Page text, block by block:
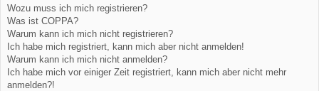
Wozu muss ich mich registrieren?
Was ist COPPA?
Warum kann ich mich nicht registrieren?
Ich habe mich registriert, kann mich aber nicht anmelden!
Warum kann ich mich nicht anmelden?
Ich habe mich vor einiger Zeit registriert, kann mich aber nicht mehr
anmelden?!